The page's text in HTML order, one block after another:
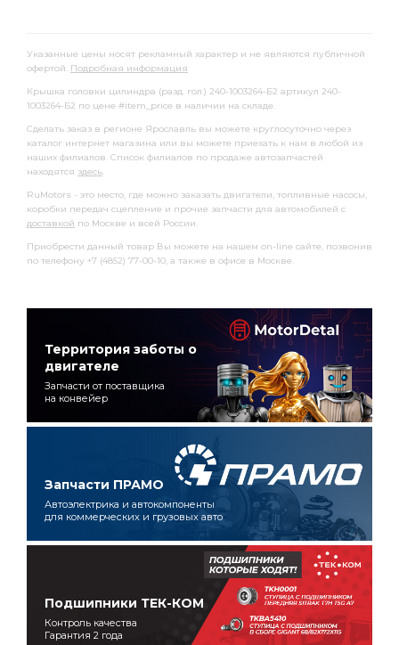
Указанные цены носят рекламный характер и не являются публичной
офертой. Подробная информация
Крышка головки цилиндра (разд. гол.) 240-1003264-Б2 артикул 240-
1003264-Б2 по цене #item_price в наличии на складе.
Сделать заказ в регионе Ярославль вы можете круглосуточно через
каталог интернет магазина или вы можете приехать к нам в любой из
наших филиалов. Список филиалов по продаже автозапчастей
находятся здесь.
RuMotors - это место, где можно заказать двигатели, топливные насосы,
коробки передач сцепление и прочие запчасти для автомобилей с
доставкой по Москве и всей России.
Приобрести данный товар Вы можете на нашем on-line сайте, позвонив
по телефону +7 (4852) 77-00-10, а также в офисе в Москве.
Территория заботы о
двигателе
Запчасти от поставщика
на конвейер
Запчасти ПРАМО
Автоэлектрика и автокомпоненты
для коммерческих и грузовых авто
Подшипники ТЕК-КОМ
Контроль качества
Гарантия 2 года